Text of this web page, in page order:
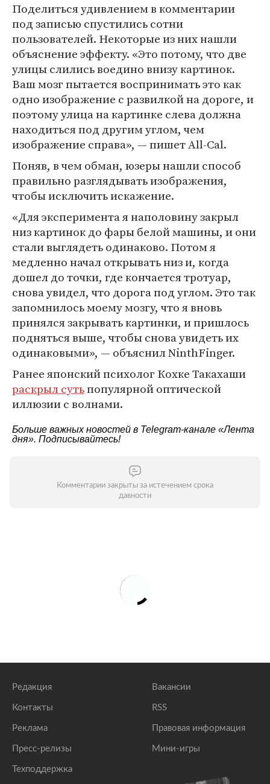
Поделиться удивлением в комментарии
под записью спустились сотни
пользователей. Некоторые из них нашли
объяснение эффекту. «Это потому, что две
улицы слились воедино внизу картинок.
Ваш мозг пытается воспринимать это как
одно изображение с развилкой на дороге, и
поэтому улица на картинке слева должна
находиться под другим углом, чем
изображение справа», — пишет All-Cal.
Поняв, в чем обман, юзеры нашли способ
правильно разглядывать изображения,
чтобы исключить искажение.
«Для эксперимента я наполовину закрыл
низ картинок до фары белой машины, и они
стали выглядеть одинаково. Потом я
медленно начал открывать низ и, когда
дошел до точки, где кончается тротуар,
снова увидел, что дорога под углом. Это так
запомнилось моему мозгу, что я вновь
принялся закрывать картинки, и пришлось
подняться выше, чтобы снова увидеть их
одинаковыми», — объяснил NinthFinger.
Ранее японский психолог Кохке Такахаши
раскрыл сутьпопулярной оптической
иллюзии с волнами.
Больше важных новостей в Telegram-канале «Лента
дня». Подписывайтесь!
Комментарии закрыты за истечением срока
давности
Редакция
Контакты
Реклама
Пресс-релизы
Техподдержка
Вакансии
RSS
Правовая информация
Мини-игры